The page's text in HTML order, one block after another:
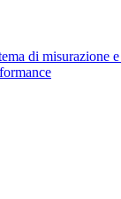
di misurazione